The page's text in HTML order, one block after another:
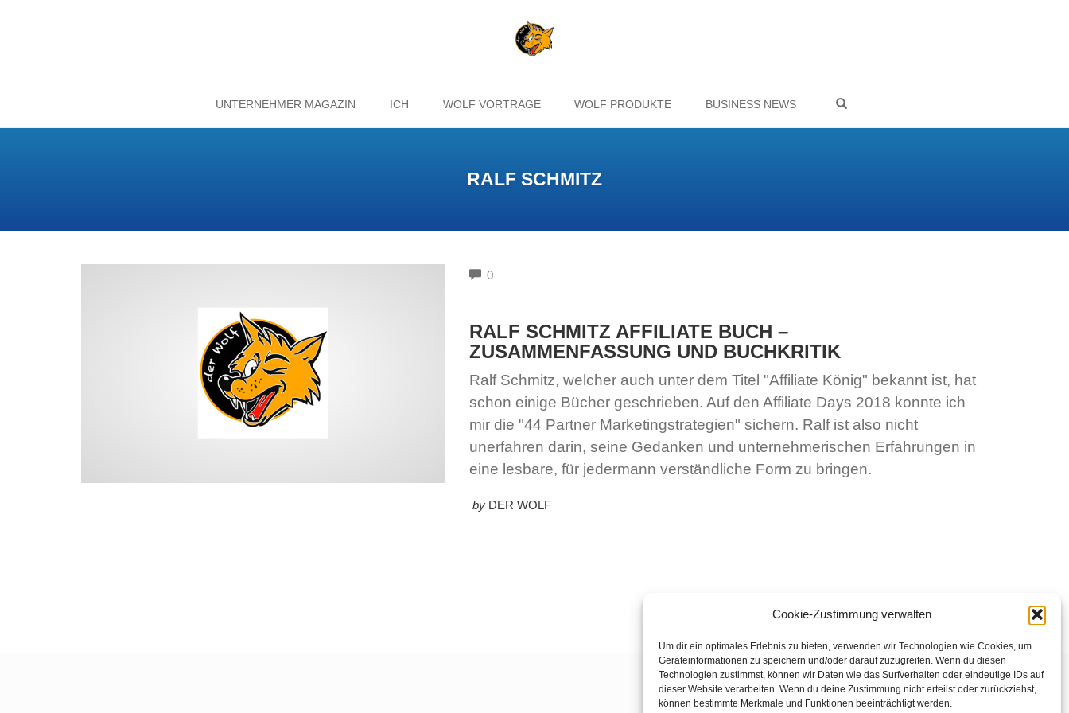
Cookie-Zustimmung verwalten
Um dir ein optimales Erlebnis zu bieten, verwenden wir Technologien wie Cookies, um
Geräteinformationen zu speichern und/oder darauf zuzugreifen. Wenn du diesen
Technologien zustimmst, können wir Daten wie das Surfverhalten oder eindeutige IDs auf
dieser Website verarbeiten. Wenn du deine Zustimmung nicht erteilst oder zurückziehst,
können bestimmte Merkmale und Funktionen beeinträchtigt werden.
UNTERNEHMER MAGAZIN ICH WOLF VORTRÄGE WOLF PRODUKTE BUSINESS NEWS
RALF SCHMITZ
0COMMENTS
RALF SCHMITZ AFFILIATE BUCH –
ZUSAMMENFASSUNG UND BUCHKRITIK
Ralf Schmitz, welcher auch unter dem Titel "Affiliate König" bekannt ist, hat
schon einige Bücher geschrieben. Auf den Affiliate Days 2018 konnte ich
mir die "44 Partner Marketingstrategien" sichern. Ralf ist also nicht
unerfahren darin, seine Gedanken und unternehmerischen Erfahrungen in
eine lesbare, für jedermann verständliche Form zu bringen.
by DER WOLF